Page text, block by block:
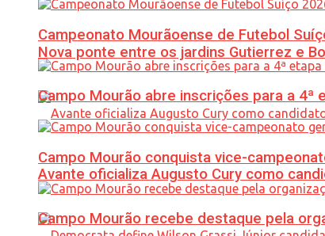
Nova ponte entre os jardins Gutierrez e
Avante oficializa Augusto Cury como
Campeonato Mourãoense de Futebol
Campo Mourão abre inscrições para a
Campo Mourão conquista vice-
Campo Mourão recebe destaque pela